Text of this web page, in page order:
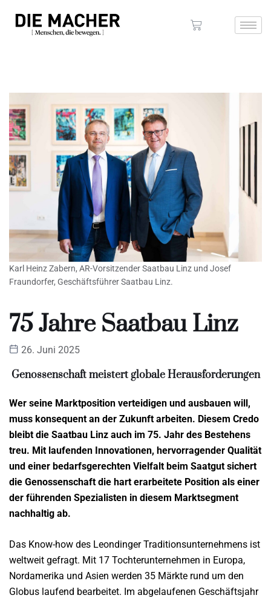
Karl Heinz Zabern, AR-Vorsitzender Saatbau Linz und Josef
Fraundorfer, Geschäftsführer Saatbau Linz.
75 Jahre Saatbau Linz
26. Juni 2025
Genossenschaft meistert globale Herausforderungen
Wer seine Marktposition verteidigen und ausbauen will,
muss konsequent an der Zukunft arbeiten. Diesem Credo
bleibt die Saatbau Linz auch im 75. Jahr des Bestehens
treu. Mit laufenden Innovationen, hervorragender Qualität
und einer bedarfsgerechten Vielfalt beim Saatgut sichert
die Genossenschaft die hart erarbeitete Position als einer
der führenden Spezialisten in diesem Marktsegment
nachhaltig ab.
Das Know-how des Leondinger Traditionsunternehmens ist
weltweit gefragt. Mit 17 Tochterunternehmen in Europa,
Nordamerika und Asien werden 35 Märkte rund um den
Globus laufend bearbeitet. Im abgelaufenen Geschäftsjahr